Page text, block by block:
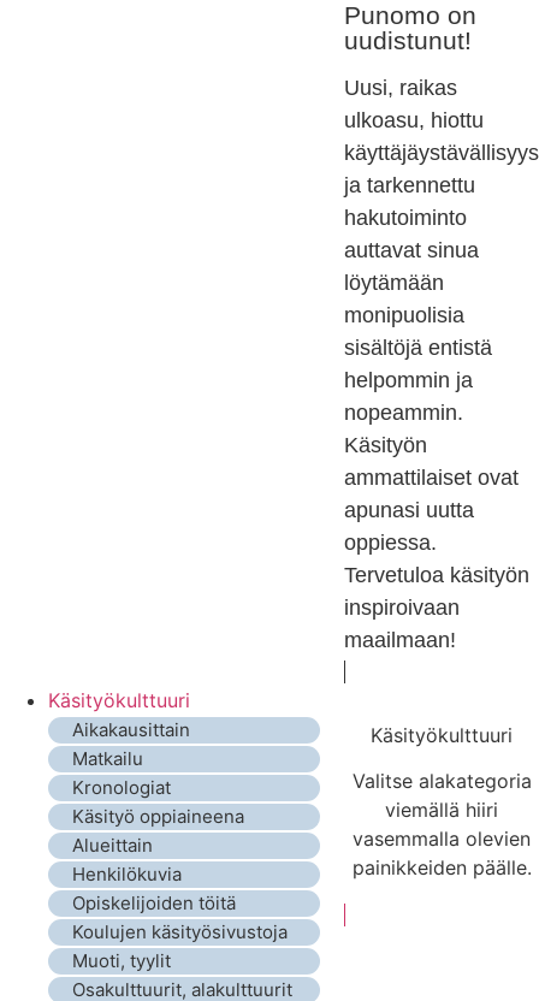
Punomo on
uudistunut!
Uusi, raikas
ulkoasu, hiottu
käyttäjäystävällisyys
ja tarkennettu
hakutoiminto
auttavat sinua
löytämään
monipuolisia
sisältöjä entistä
helpommin ja
nopeammin.
Käsityön
ammattilaiset ovat
apunasi uutta
oppiessa.
Tervetuloa käsityön
inspiroivaan
maailmaan!
Käsityökulttuuri
Aikakausittain
Matkailu
Kronologiat
Käsityö oppiaineena
Alueittain
Henkilökuvia
Opiskelijoiden töitä
Koulujen käsityösivustoja
Muoti, tyylit
Osakulttuurit, alakulttuurit
Käsityökulttuuri
Valitse alakategoria
viemällä hiiri
vasemmalla olevien
painikkeiden päälle.